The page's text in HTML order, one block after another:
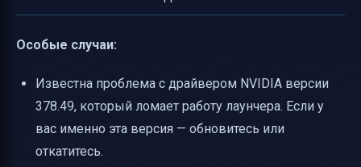
Особые случаи:
Известна проблема с драйвером NVIDIA версии
378.49, который ломает работу лаунчера. Если у
вас именно эта версия — обновитесь или
откатитесь.